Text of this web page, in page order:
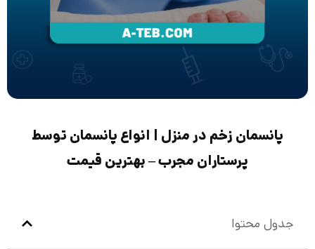
پانسمان زخم در منزل | انواع پانسمان توسط
پرستاران مجرب – بهترین قیمت
جدول محتوا